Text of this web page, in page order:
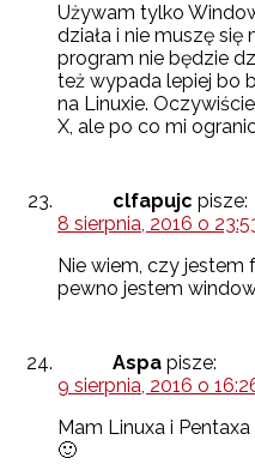
Używam tylko
działa i nie muszę
program nie będzie
też wypada lepiej bo
na Linuxie.
X, ale po co mi
clfapujc pisze:
8 sierpnia, 2016 o
Nie wiem, czy jestem
pewno jestem
Aspa pisze:
9 sierpnia, 2016 o
Mam Linuxa i
🙂